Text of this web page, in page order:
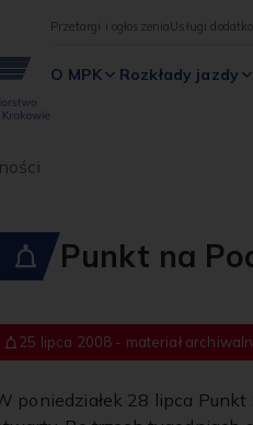
Przetargi i ogłoszeniaUsługi
O MPK Rozkłady jazdy
Punkt na
25 lipca 2008 - materiał
poniedziałek 28 lipca